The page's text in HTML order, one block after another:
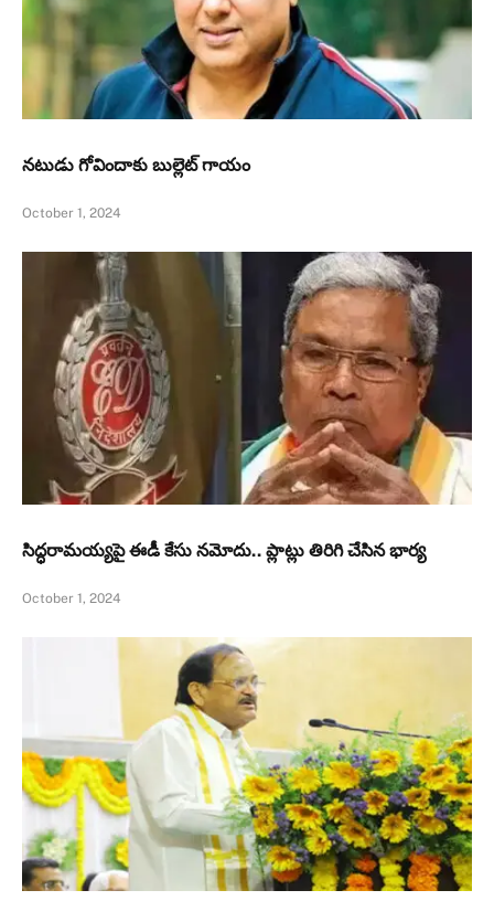
నటుడు గోవిందాకు బుల్లెట్ గాయం
October 1, 2024
సిద్ధరామయ్యపై ఈడీ కేసు నమోదు.. ప్లాట్లు తిరిగి చేసిన భార్య
October 1, 2024